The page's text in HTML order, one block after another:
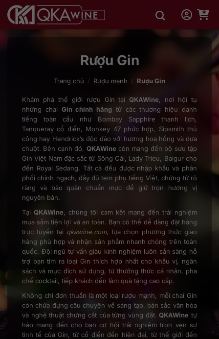
qua
Rượu Gin
Trang chủ / Rượu mạnh / Rượu Gin
Khám phá thế giới rượu Gin tạiQKAWine, nơi hội tụ
những chai Gin chính hãng từ các thương hiệu danh
tiếng toàn cầu như Bombay Sapphire thanh lịch,
Tanqueray cổ điển, Monkey 47 phức hợp, Sipsmith thủ
công hay Hendrick’s độc đáo với hương hoa hồng và dưa
chuột. Bên cạnh đó, QKAWine còn mang đến bộ sưu tập
Gin Việt Nam đặc sắc từ Sông Cái, Lady Trieu, Baigur cho
đến Royal Sedang. Tất cả đều được nhập khẩu và phân
phối chính ngạch, đầy đủ tem phụ tiếng Việt, chứng từ rõ
ràng và bảo quản chuẩn mực để giữ trọn hương vị
nguyên bản.
Tại QKAWine, chúng tôi cam kết mang đến trải nghiệm
mua sắm tiện lợi và an toàn. Bạn có thể dễ dàng đặt hàng
trực tuyến tại qkawine.com, lựa chọn phương thức giao
hàng phù hợp và nhận sản phẩm nhanh chóng trên toàn
quốc. Đội ngũ tư vấn giàu kinh nghiệm luôn sẵn sàng hỗ
trợ bạn tìm ra loại Gin thích hợp nhất cho khẩu vị, ngân
sách và mục đích sử dụng, từ thưởng thức cá nhân, pha
chế cocktail, tiếp khách đến làm quà tặng cao cấp.
Không chỉ đơn thuần là một loại rượu mạnh, mỗi chai Gin
còn chứa đựng câu chuyện về sáng tạo, bản sắc văn hóa
và nghệ thuật chưng cất của từng vùng đất.QKAWine tự
hào mang đến cho bạn cơ hội trải nghiệm trọn vẹn sự
tinh tế của Gin, từ cổ điển đến hiện đại, từ thế giới đến